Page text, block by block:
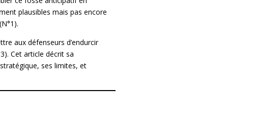
plausibles mais pas encore
aux défenseurs d’endurcir
Cet article décrit sa
ses limites, et